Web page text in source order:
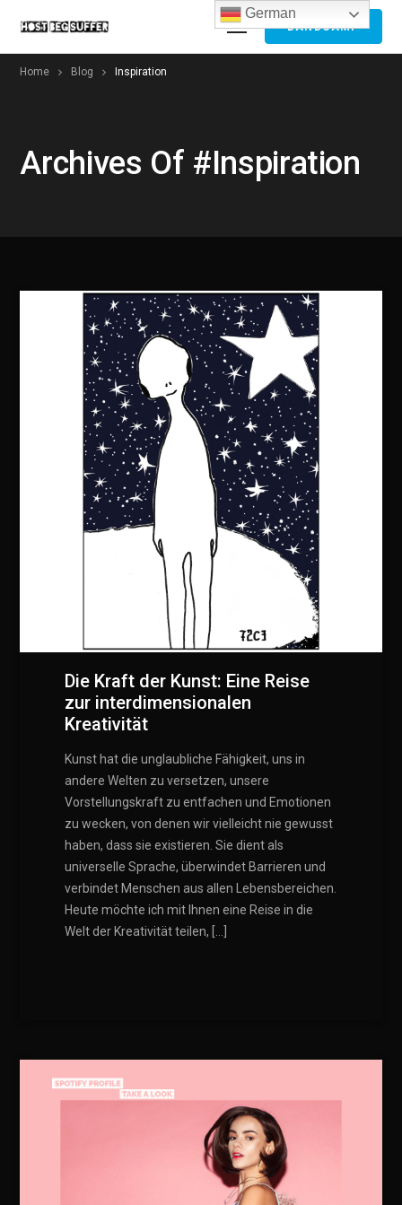
BANDCAMP
Home Blog Inspiration
Archives Of #Inspiration
Die Kraft der Kunst: Eine Reise
zur interdimensionalen
Kreativität
Kunst hat die unglaubliche Fähigkeit, uns in
andere Welten zu versetzen, unsere
Vorstellungskraft zu entfachen und Emotionen
zu wecken, von denen wir vielleicht nie gewusst
haben, dass sie existieren. Sie dient als
universelle Sprache, überwindet Barrieren und
verbindet Menschen aus allen Lebensbereichen.
Heute möchte ich mit Ihnen eine Reise in die
Welt der Kreativität teilen, […]
German